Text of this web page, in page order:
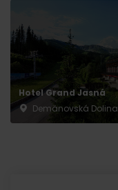
Hotel Grand Jasná
Demänovská Dolina